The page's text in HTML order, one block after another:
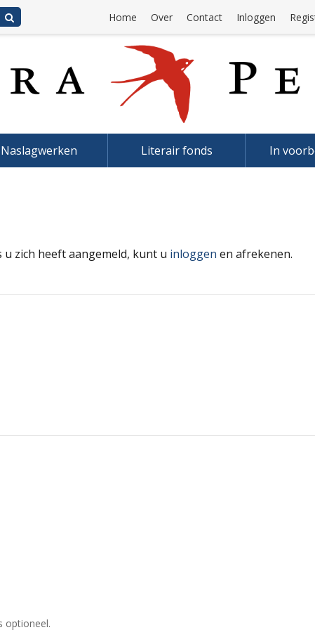
Home Over Contact Inloggen
Naslagwerken Literair fonds In
zich heeft aangemeld, kunt u inloggen en afrekenen.
optioneel.